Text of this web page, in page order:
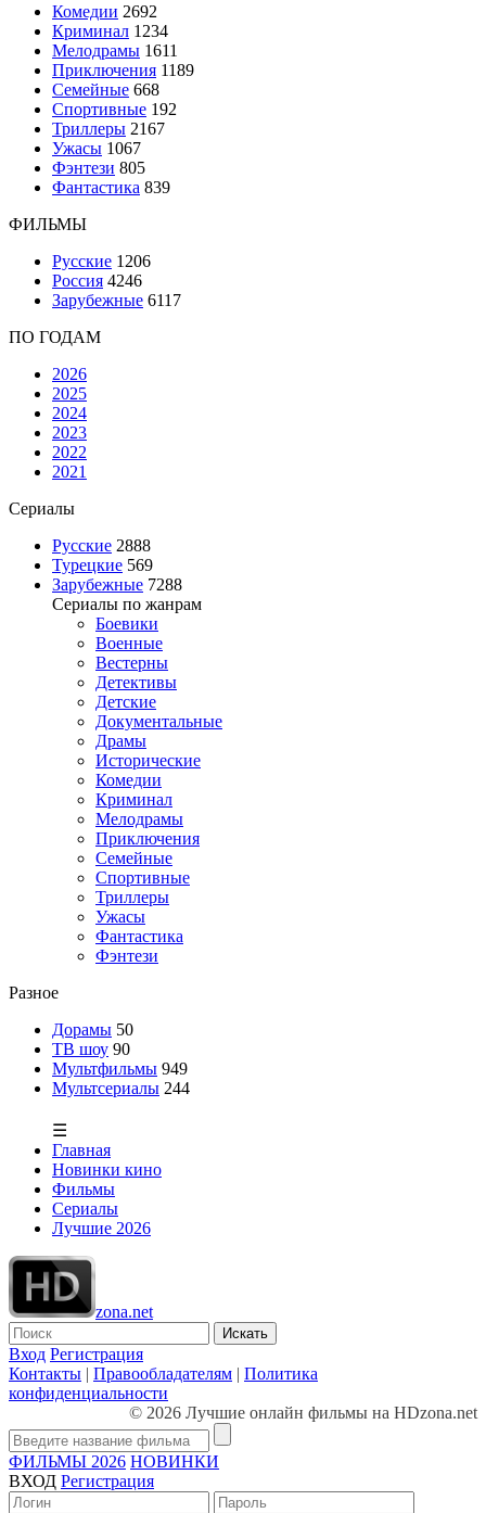
Комедии 2692
Криминал 1234
Мелодрамы 1611
Приключения 1189
Семейные 668
Спортивные 192
Триллеры 2167
Ужасы 1067
Фэнтези 805
Фантастика 839
ФИЛЬМЫ
Русские 1206
Россия 4246
Зарубежные 6117
ПО ГОДАМ
2026
2025
2024
2023
2022
2021
Сериалы
Русские 2888
Турецкие 569
Зарубежные 7288
Сериалы по жанрам
Боевики
Военные
Вестерны
Детективы
Детские
Документальные
Драмы
Исторические
Комедии
Криминал
Мелодрамы
Приключения
Семейные
Спортивные
Триллеры
Ужасы
Фантастика
Фэнтези
Разное
Дорамы 50
ТВ шоу 90
Мультфильмы 949
Мультсериалы 244
☰
Главная
Новинки кино
Фильмы
Сериалы
Лучшие 2026
zona.net
Искать
Вход Регистрация
Контакты | Правообладателям | Политика
конфиденциальности
© 2026 Лучшие онлайн фильмы на HDzona.net
ФИЛЬМЫ 2026 НОВИНКИ
ВХОД Регистрация